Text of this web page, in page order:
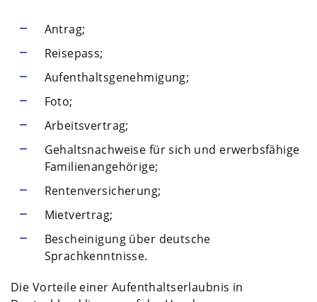
Antrag;
Reisepass;
Aufenthaltsgenehmigung;
Foto;
Arbeitsvertrag;
Gehaltsnachweise für sich und erwerbsfähige
Familienangehörige;
Rentenversicherung;
Mietvertrag;
Bescheinigung über deutsche
Sprachkenntnisse.
Die Vorteile einer Aufenthaltserlaubnis in